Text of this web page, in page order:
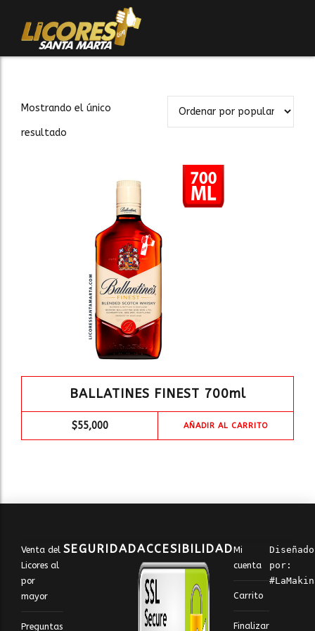
Mostrando el único
resultado
BALLATINES FINEST 700ml
$55,000 AÑADIR AL CARRITO
Venta del
Licores al
por
mayor
Preguntas
SEGURIDADACCESIBILIDADMi
cuenta
Carrito
Finalizar
Diseñado
por: